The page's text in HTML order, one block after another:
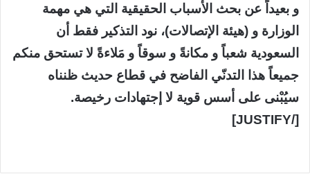
و بعيداً عن بحث الأسباب الحقيقية التي هي مهمة
الوزارة و (هيئة الإتصالات)، نود التذكير فقط أن
السعودية شعباً و مكانةً و سوقاً و مَلاءةً لا تستحق منكم
جميعاً هذا التدنّي الفاضح في قطاع حديث ظنناه
سيُبْنى على أسس قوية لا إجتهادات رخيصة.
[/JUSTIFY]